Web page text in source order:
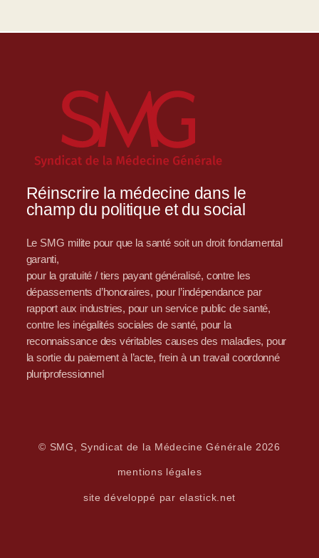
Réinscrire la médecine dans le
champ du politique et du social
Le SMG milite pour que la santé soit un droit fondamental
garanti,
pour la gratuité / tiers payant généralisé, contre les
dépassements d’honoraires, pour l’indépendance par
rapport aux industries, pour un service public de santé,
contre les inégalités sociales de santé, pour la
reconnaissance des véritables causes des maladies, pour
la sortie du paiement à l’acte, frein à un travail coordonné
pluriprofessionnel
© SMG, Syndicat de la Médecine Générale 2026
mentions légales
site développé par elastick.net